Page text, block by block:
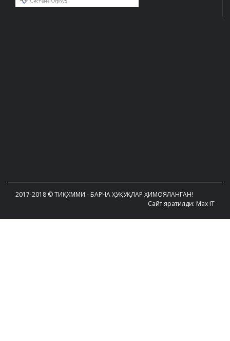
2017-2018 © ТИҚХММИ - БАРЧА ҲУҚУҚЛАР ҲИМОЯЛАНГАН!
Сайт яратилди: Max IT